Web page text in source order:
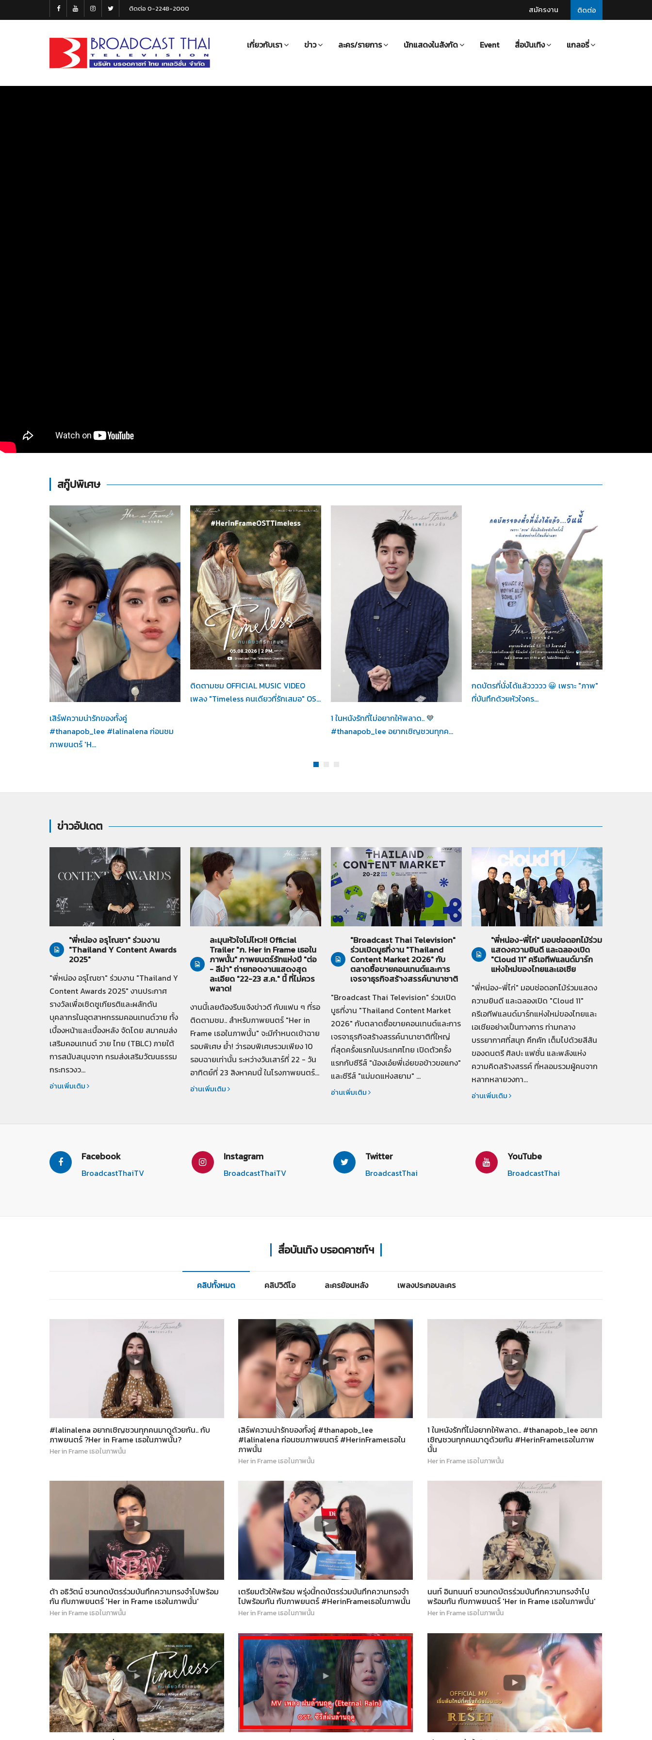
ติดต่อ
สมัครงาน
ติดต่อ 0-2248-2000
Thai
เกี่ยวกับเรา ข่าว ละคร/รายการ นักแสดงในสังกัด Event สื่อบันเทิง แกลอรี่
สกู๊ปพิเศษ
Her in Frame / 04-08-2569
เสิร์ฟความน่ารักของทั้งคู่
#thanapob_lee #lalinalena ก่อนชม
ภาพยนตร์ 'H...
Her in Frame / 04-08-2569
ติดตามชม OFFICIAL MUSIC VIDEO
เพลง "Timeless คนเดียวที่รักเสมอ" OS...
Her in Frame / 03-08-2569
1 ในหนังรักที่ไม่อยากให้พลาด.. 💙
#thanapob_lee อยากเชิญชวนทุกค...
Her in Frame / 02-08-2569
กดบัตรที่นั่งได้แล้ววววว 😀 เพราะ "ภาพ"
ที่บันทึกด้วยหัวใจคร...
ข่าวอัปเดต
28-07-2569 ทั่วไป
"พี่หน่อง อรุโณชา" ร่วมงาน
"Thailand Y Content Awards
2025"
"พี่หน่อง อรุโณชา" ร่วมงาน "Thailand Y
Content Awards 2025" งานประกาศ
รางวัลเพื่อเชิดชูเกียรติและผลักดัน
บุคลากรในอุตสาหกรรมคอนเทนต์วาย ทั้ง
เบื้องหน้าและเบื้องหลัง จัดโดย สมาคมส่ง
เสริมคอนเทนต์ วาย ไทย (TBLC) ภายใต้
การสนับสนุนจาก กรมส่งเสริมวัฒนธรรม
กระทรวงว...
อ่านเพิ่มเติม
27-07-2569 Her in Frame
ละมุนหัวใจไม่ไหว!! Official
Trailer "ภ. Her in Frame เธอใน
ภาพนั้น" ภาพยนตร์รักแห่งปี "ต่อ
- ลีน่า" ถ่ายทอดงานแสดงสุด
ละเอียด "22-23 ส.ค." นี้ ที่ไม่ควร
พลาด!
งานนี้เลยต้องรีบแจ้งข่าวดี กับแฟน ๆ ที่รอ
ติดตามชม.. สำหรับภาพยนตร์ "Her in
Frame เธอในภาพนั้น" จะมีกำหนดเข้าฉาย
รอบพิเศษ ย้ำ! ว่ารอบพิเศษรวมเพียง 10
รอบฉายเท่านั้น ระหว่างวันเสาร์ที่ 22 - วัน
อาทิตย์ที่ 23 สิงหาคมนี้ ในโรงภาพยนตร์...
อ่านเพิ่มเติม
21-07-2569 ทั่วไป
"Broadcast Thai Television"
ร่วมเปิดบูธที่งาน "Thailand
Content Market 2026" กับ
ตลาดซื้อขายคอนเทนต์และการ
เจรจาธุรกิจสร้างสรรค์นานาชาติ
"Broadcast Thai Television" ร่วมเปิด
บูธที่งาน "Thailand Content Market
2026" กับตลาดซื้อขายคอนเทนต์และการ
เจรจาธุรกิจสร้างสรรค์นานาชาติที่ใหญ่
ที่สุดครั้งแรกในประเทศไทย เปิดตัวครั้ง
แรกกับซีรีส์ "น้องเอ๋ยพี่เอ่ยขอข้าวขอแกง"
และซีรีส์ "แม่มดแห่งสยาม" ...
อ่านเพิ่มเติม
19-07-2569 ทั่วไป
"พี่หน่อง-พี่ไก่" มอบช่อดอกไม้ร่วม
แสดงความยินดี และฉลองเปิด
"Cloud 11" ครีเอทีฟแลนด์มาร์ก
แห่งใหม่ของไทยและเอเชีย
"พี่หน่อง-พี่ไก่" มอบช่อดอกไม้ร่วมแสดง
ความยินดี และฉลองเปิด "Cloud 11"
ครีเอทีฟแลนด์มาร์กแห่งใหม่ของไทยและ
เอเชียอย่างเป็นทางการ ท่ามกลาง
บรรยากาศที่สนุก คึกคัก เต็มไปด้วยสีสัน
ของดนตรี ศิลปะ แฟชั่น และพลังแห่ง
ความคิดสร้างสรรค์ ที่หลอมรวมผู้คนจาก
หลากหลายวงกา...
อ่านเพิ่มเติม
Facebook
BroadcastThaiTV
Instagram
BroadcastThaiTV
Twitter
BroadcastThai
YouTube
BroadcastThai
สื่อบันเทิง บรอดคาซท์ฯ
คลิปทั้งหมด คลิปวิดีโอ ละครย้อนหลัง เพลงประกอบละคร
#lalinalena อยากเชิญชวนทุกคนมาดูด้วยกัน.. กับ
ภาพยนตร์ ?Her in Frame เธอในภาพนั้น?
Her in Frame เธอในภาพนั้น
เสิร์ฟความน่ารักของทั้งคู่ #thanapob_lee
#lalinalena ก่อนชมภาพยนตร์ #HerinFrameเธอใน
ภาพนั้น
Her in Frame เธอในภาพนั้น
1 ในหนังรักที่ไม่อยากให้พลาด.. #thanapob_lee อยาก
เชิญชวนทุกคนมาดูด้วยกัน #HerinFrameเธอในภาพ
นั้น
Her in Frame เธอในภาพนั้น
ต้า อธิวัตน์ ชวนกดบัตรร่วมบันทึกความทรงจำไปพร้อม
กัน กับภาพยนตร์ 'Her in Frame เธอในภาพนั้น'
Her in Frame เธอในภาพนั้น
เตรียมตัวให้พร้อม พรุ่งนี้กดบัตรร่วมบันทึกความทรงจำ
ไปพร้อมกัน กับภาพยนตร์ #HerinFrameเธอในภาพนั้น
Her in Frame เธอในภาพนั้น
นนท์ อินทนนท์ ชวนกดบัตรร่วมบันทึกความทรงจำไป
พร้อมกัน กับภาพยนตร์ 'Her in Frame เธอในภาพนั้น'
Her in Frame เธอในภาพนั้น